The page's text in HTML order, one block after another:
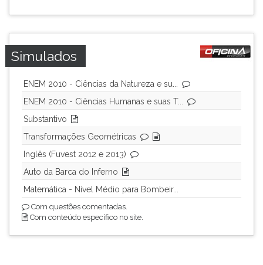
Simulados
ENEM 2010 - Ciências da Natureza e su...
ENEM 2010 - Ciências Humanas e suas T...
Substantivo
Transformações Geométricas
Inglês (Fuvest 2012 e 2013)
Auto da Barca do Inferno
Matemática - Nível Médio para Bombeir...
Com questões comentadas.
Com conteúdo específico no site.